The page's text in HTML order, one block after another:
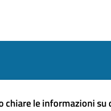
chiare le informazioni su